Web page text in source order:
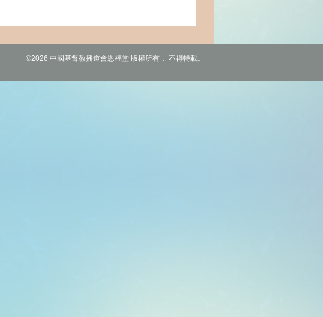
©2026 中國基督教播道會恩福堂 版權所有， 不得轉載。